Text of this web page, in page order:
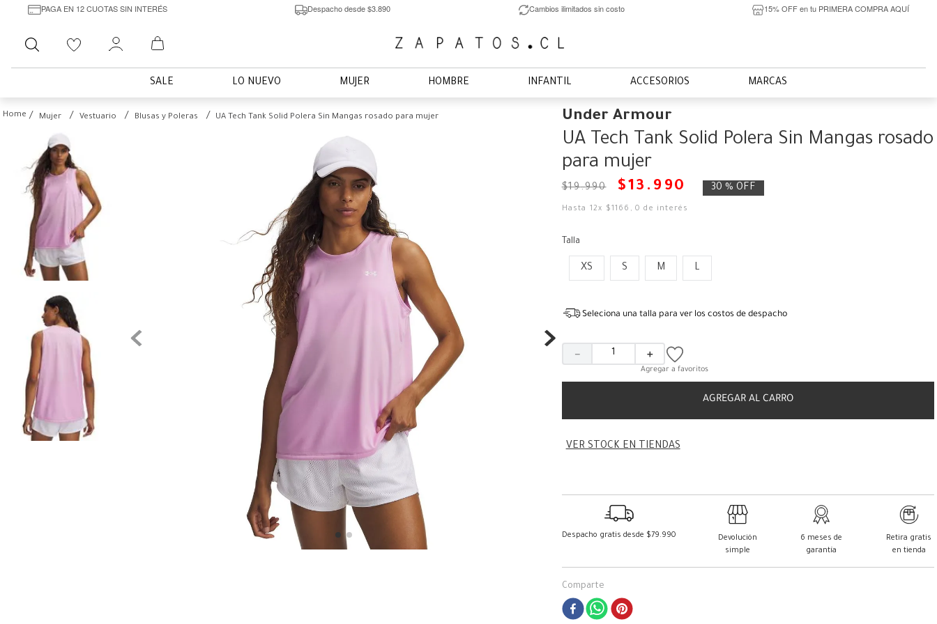
PAGA EN 12 CUOTAS SIN INTERÉS Despacho desde $3.890 Cambios ilimitados sin costo 15% OFF en tu PRIMERA COMPRA AQUÍ
Buscar
SALE LO NUEVO MUJER HOMBRE INFANTIL ACCESORIOS MARCAS
Mujer Vestuario Blusas y Poleras UA Tech Tank Solid Polera Sin Mangas rosado para mujer Under Armour
UA Tech Tank Solid Polera Sin Mangas rosado
para mujer
$19.990 $13 . 990 30 % OFF
Hasta 12x $1166 ,0 de interés
Talla
XS S M L
Seleciona una talla para ver los costos de despacho
＋
－
AGREGAR AL CARRO
VER STOCK EN TIENDAS
Despacho gratis desde $79.990
Devolución
simple
6 meses de
garantía
Retira gratis
en tienda
Comparte